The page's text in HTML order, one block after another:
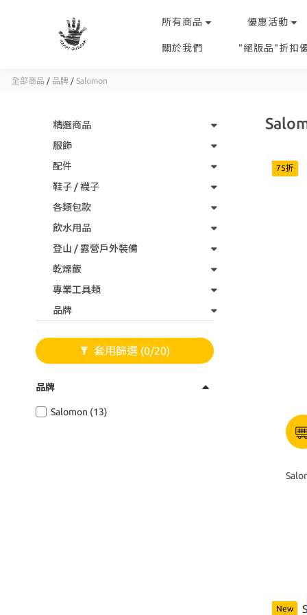
所有商品 優惠活動
關於我們 "絕版品"折扣
全部商品 / 品牌 / Salomon
精選商品
服飾
配件
鞋子 / 襪子
各類包款
飲水用品
登山 / 露營戶外裝備
乾燥飯
專業工具類
品牌
套用篩選 (0/20)
品牌
Salomon (13)
75折
New